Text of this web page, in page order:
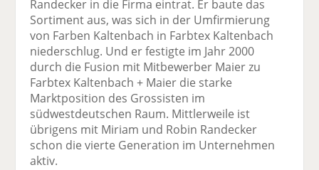
Randecker in die Firma eintrat. Er baute das
Sortiment aus, was sich in der Umfirmierung
von Farben Kaltenbach in Farbtex Kaltenbach
niederschlug. Und er festigte im Jahr 2000
durch die Fusion mit Mitbewerber Maier zu
Farbtex Kaltenbach + Maier die starke
Marktposition des Grossisten im
südwestdeutschen Raum. Mittlerweile ist
übrigens mit Miriam und Robin Randecker
schon die vierte Generation im Unternehmen
aktiv.